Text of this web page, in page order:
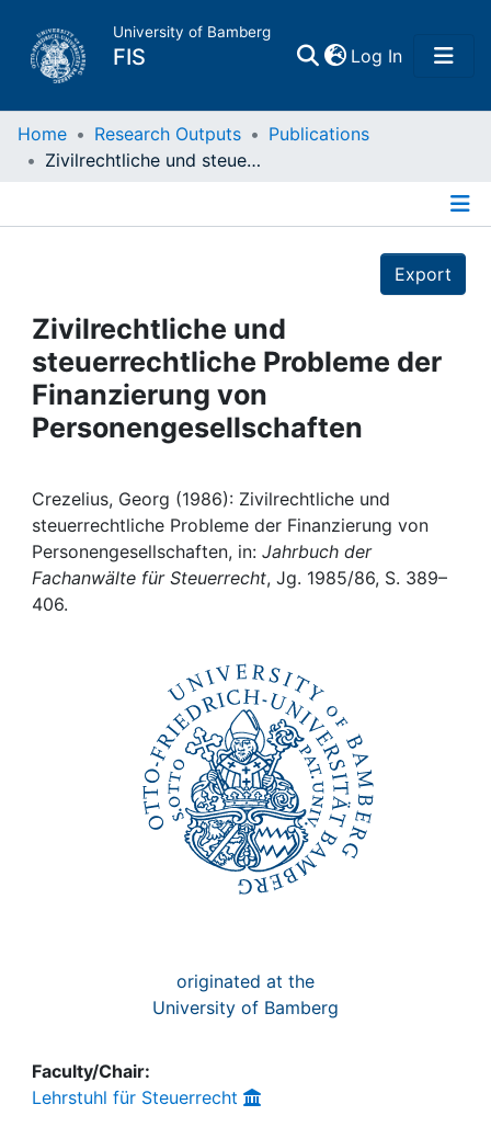
University of Bamberg
FIS Log In(current)
Home
Projects
People
Institutions
Awards
My FIS
Help
Home Research Outputs
Publications
Zivilrechtliche und steuerrechtliche Probleme der Finanzierung von Personengesellschaften
Export
Zivilrechtliche und
steuerrechtliche Probleme der
Finanzierung von
Personengesellschaften
Crezelius, Georg (1986): Zivilrechtliche und
steuerrechtliche Probleme der Finanzierung von
Personengesellschaften, in: Jahrbuch der
Fachanwälte für Steuerrecht, Jg. 1985/86, S. 389–
406.
originated at the
University of Bamberg
Faculty/Chair:
Lehrstuhl für Steuerrecht